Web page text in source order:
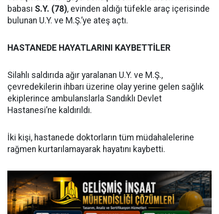
babası S.Y. (78), evinden aldığı tüfekle araç içerisinde
bulunan U.Y. ve M.Ş.’ye ateş açtı.
HASTANEDE HAYATLARINI KAYBETTİLER
Silahlı saldırıda ağır yaralanan U.Y. ve M.Ş.,
çevredekilerin ihbarı üzerine olay yerine gelen sağlık
ekiplerince ambulanslarla Sandıklı Devlet
Hastanesi’ne kaldırıldı.
İki kişi, hastanede doktorların tüm müdahalelerine
rağmen kurtarılamayarak hayatını kaybetti.